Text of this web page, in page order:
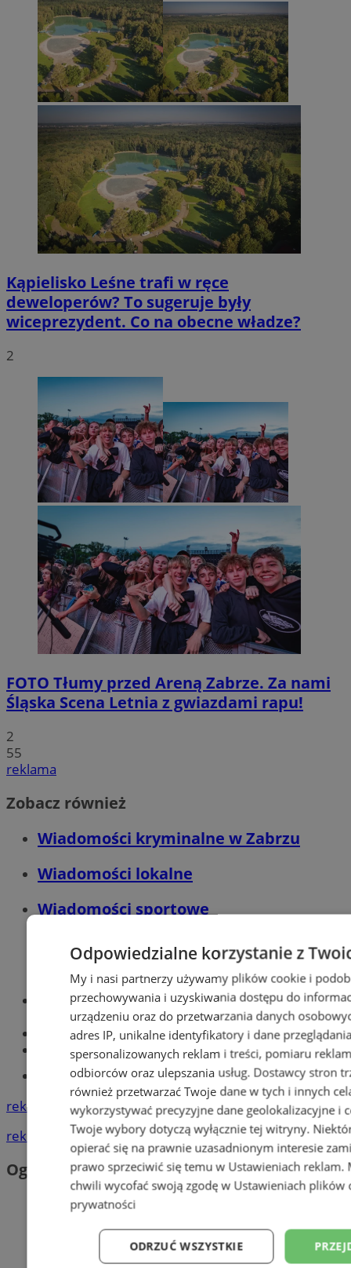
Kąpielisko Leśne trafi w ręce
deweloperów? To sugeruje były
wiceprezydent. Co na obecne władze?
2
FOTO Tłumy przed Areną Zabrze. Za nami
Śląska Scena Letnia z gwiazdami rapu!
2
55
reklama
Zobacz również
Wiadomości kryminalne w Zabrzu
Wiadomości lokalne
Wiadomości sportowe
Optyk, okulista
Zabrze
Największy sklep z częściami online!
Książeczka sanepidowska
Tworzenie stron www -Zabrze
reklama
reklama
Ogłoszenia
Odpowiedzialne korzystanie z
My i nasi partnerzy używamy plików cookie i
przechowywania i uzyskiwania dostępu do
urządzeniu oraz do przetwarzania danych
adres IP, unikalne identyfikatory i dane
spersonalizowanych reklam i treści, pomiaru
odbiorców oraz ulepszania usług. Dostawcy stron
również przetwarzać Twoje dane w tych i innych
wykorzystywać precyzyjne dane geolokalizacyjne i
Twoje wybory dotyczą wyłącznie tej witryny.
opierać się na prawnie uzasadnionym interesie
prawo sprzeciwić się temu w Ustawieniach reklam.
chwili wycofać swoją zgodę w Ustawieniach plików
prywatności
ODRZUĆ WSZYSTKIE